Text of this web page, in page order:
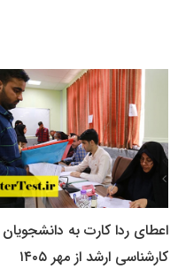
اعطای ردا کارت به دانشجویان
کارشناسی ارشد از مهر ۱۴۰۵